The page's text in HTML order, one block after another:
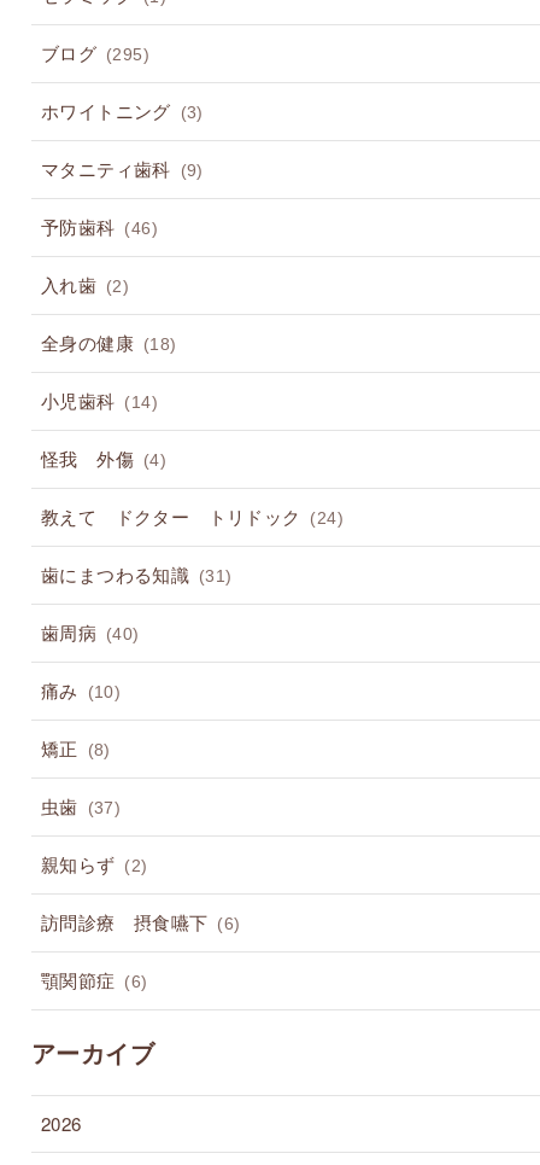
ブログ (295)
ホワイトニング (3)
マタニティ歯科 (9)
予防歯科 (46)
入れ歯 (2)
全身の健康 (18)
小児歯科 (14)
怪我 外傷 (4)
教えて ドクター トリドック (24)
歯にまつわる知識 (31)
歯周病 (40)
痛み (10)
矯正 (8)
虫歯 (37)
親知らず (2)
訪問診療 摂食嚥下 (6)
顎関節症 (6)
アーカイブ
2026